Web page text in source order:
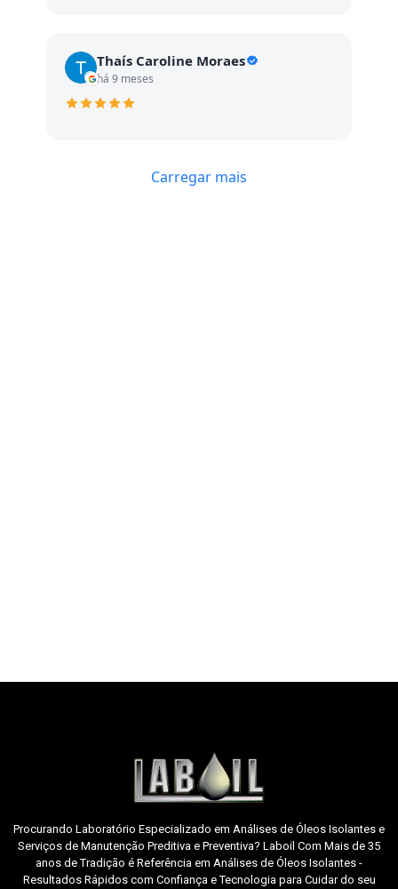
Thaís Caroline Moraes
há 9 meses
Carregar mais
Procurando Laboratório Especializado em Análises de Óleos Isolantes e
Serviços de Manutenção Preditiva e Preventiva? Laboil Com Mais de 35
anos de Tradição é Referência em Análises de Óleos Isolantes -
Resultados Rápidos com Confiança e Tecnologia para Cuidar do seu